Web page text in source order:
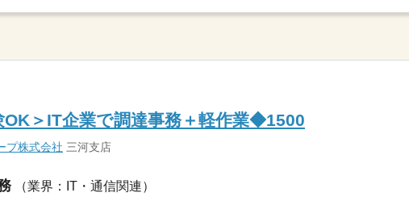
OK＞IT企業で調達事務＋軽作業◆1500
プ株式会社 三河支店
（業界：IT・通信関連）